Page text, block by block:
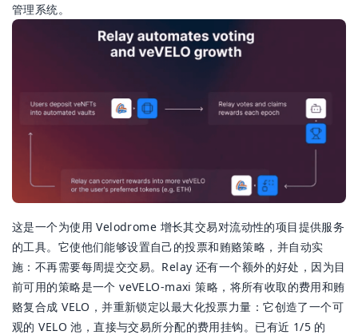
管理系统。
这是一个为使用 Velodrome 增长其交易对流动性的项目提供服务
的工具。它使他们能够设置自己的投票和贿赂策略，并自动实
施：不再需要每周提交交易。Relay 还有一个额外的好处，因为目
前可用的策略是一个 veVELO-maxi 策略，将所有收取的费用和贿
赂复合成 VELO，并重新锁定以最大化投票力量：它创造了一个可
观的 VELO 池，直接与交易所分配的费用挂钩。已有近 1/5 的